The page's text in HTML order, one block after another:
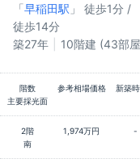
「早稲田駅 」 徒歩1分 /
徒歩14分
築27年
10階建 (43部
階数 参考相場価格 新築
主要採光面
2階 1,974万円 -
南